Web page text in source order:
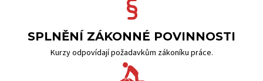
SPLNĚNÍ ZÁKONNÉ POVINNOSTI
Kurzy odpovídají požadavkům zákoníku práce.